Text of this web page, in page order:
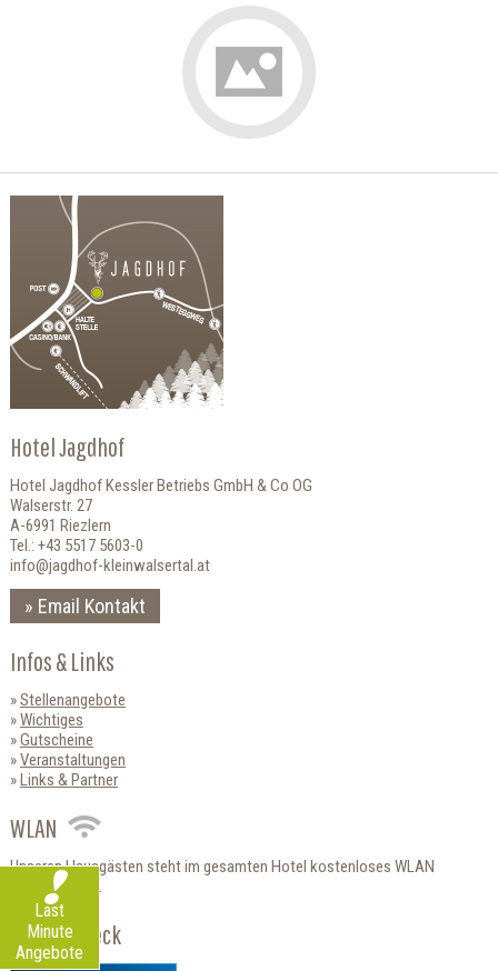
Hotel Jagdhof
Hotel Jagdhof Kessler Betriebs GmbH & Co OG
Walserstr. 27
A-6991 Riezlern
Tel.: +43 5517 5603-0
info@jagdhof-kleinwalsertal.at
Email Kontakt
Infos & Links
Stellenangebote
Wichtiges
Gutscheine
Veranstaltungen
Links & Partner
WLAN
Unseren Hausgästen steht im gesamten Hotel kostenloses WLAN
zur Verfügung.
HolidayCheck
Last
Minute
Angebote